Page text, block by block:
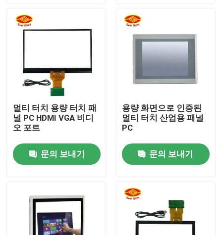
공장 투어
품질 관리
뉴스
견적 요청
터치 시현패널
멀티 터치 용량 터치 패
널 PC HDMI VGA 비디
오 포트
문의 보내기
용량 화면으로 인증된
멀티 터치 산업용 패널
PC
문의 보내기